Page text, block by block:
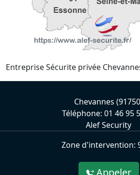
Entreprise Sécurite privée
Chevannes
Téléphone: 01 46 95
Alef Security
Zone d'intervention:
Appeler